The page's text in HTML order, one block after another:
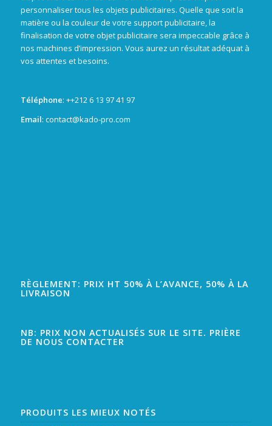
personnaliser tous les objets publicitaires. Quelle que soit la
matière ou la couleur de votre support publicitaire, la
finalisation de votre objet publicitaire sera impeccable grâce à
nos machines d’impression. Vous aurez un résultat adéquat à
vos attentes et besoins.
Téléphone: ++212 6 13 97 41 97
Email: contact@kado-pro.com
RÈGLEMENT: PRIX HT 50% À L’AVANCE, 50% À LA
LIVRAISON
NB: PRIX NON ACTUALISÉS SUR LE SITE. PRIÈRE
DE NOUS CONTACTER
PRODUITS LES MIEUX NOTÉS